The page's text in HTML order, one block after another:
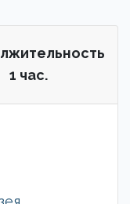
1 чac.